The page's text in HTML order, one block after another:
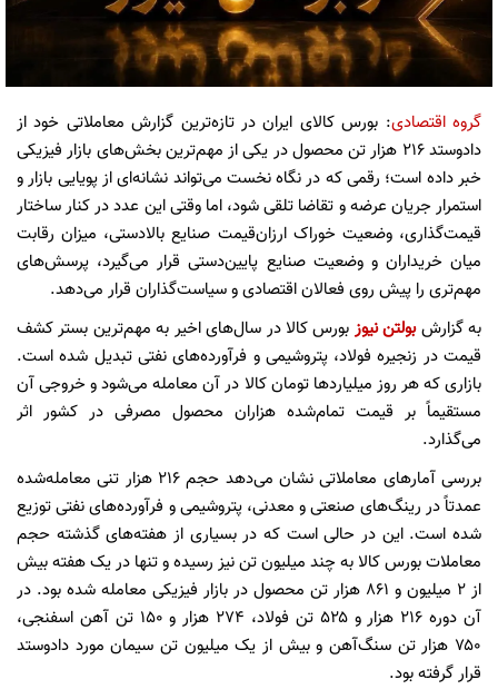
گروه اقتصادی: بورس کالای ایران در تازه‌ترین گزارش معاملاتی خود از
دادوستد ۲۱۶ هزار تن محصول در یکی از مهم‌ترین بخش‌های بازار فیزیکی
خبر داده است؛ رقمی که در نگاه نخست می‌تواند نشانه‌ای از پویایی بازار و
استمرار جریان عرضه و تقاضا تلقی شود، اما وقتی این عدد در کنار ساختار
قیمت‌گذاری، وضعیت خوراک ارزان‌قیمت صنایع بالادستی، میزان رقابت
میان خریداران و وضعیت صنایع پایین‌دستی قرار می‌گیرد، پرسش‌های
مهم‌تری را پیش روی فعالان اقتصادی و سیاست‌گذاران قرار می‌دهد.
به گزارشبولتن نیوز بورس کالا در سال‌های اخیر به مهم‌ترین بستر کشف
قیمت در زنجیره فولاد، پتروشیمی و فرآورده‌های نفتی تبدیل شده است.
بازاری که هر روز میلیاردها تومان کالا در آن معامله می‌شود و خروجی آن
مستقیماً بر قیمت تمام‌شده هزاران محصول مصرفی در کشور اثر
می‌گذارد.
بررسی آمارهای معاملاتی نشان می‌دهد حجم ۲۱۶ هزار تنی معامله‌شده
عمدتاً در رینگ‌های صنعتی و معدنی، پتروشیمی و فرآورده‌های نفتی توزیع
شده است. این در حالی است که در بسیاری از هفته‌های گذشته حجم
معاملات بورس کالا به چند میلیون تن نیز رسیده و تنها در یک هفته بیش
از ۲ میلیون و ۸۶۱ هزار تن محصول در بازار فیزیکی معامله شده بود. در
آن دوره ۲۱۶ هزار و ۵۲۵ تن فولاد، ۲۷۴ هزار و ۱۵۰ تن آهن اسفنجی،
۷۵۰ هزار تن سنگ‌آهن و بیش از یک میلیون تن سیمان مورد دادوستد
قرار گرفته بود.